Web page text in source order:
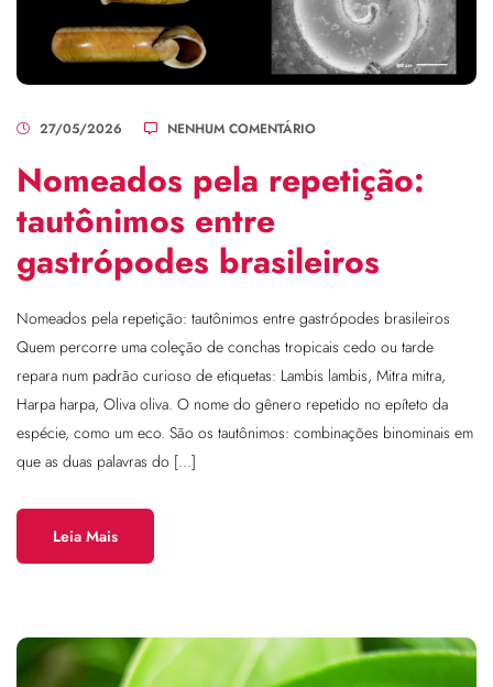
27/05/2026 NENHUM COMENTÁRIO
Nomeados pela repetição:
tautônimos entre
gastrópodes brasileiros
Nomeados pela repetição: tautônimos entre gastrópodes brasileiros
Quem percorre uma coleção de conchas tropicais cedo ou tarde
repara num padrão curioso de etiquetas: Lambis lambis, Mitra mitra,
Harpa harpa, Oliva oliva. O nome do gênero repetido no epíteto da
espécie, como um eco. São os tautônimos: combinações binominais em
que as duas palavras do […]
Leia Mais